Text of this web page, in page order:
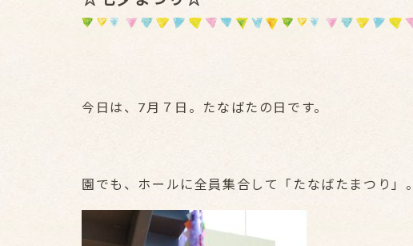
今日は、7月７日。たなばたの日です。
園でも、ホールに全員集合して「たなばたまつり」。